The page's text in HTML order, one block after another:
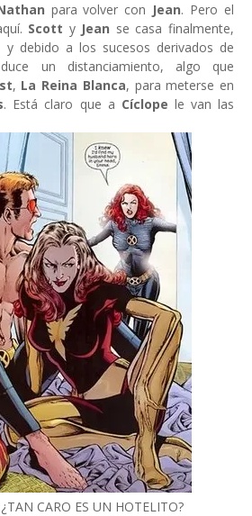
para volver con Jean. Pero el
Scott y Jean se casa finalmente,
debido a los sucesos derivados de
un distanciamiento, algo que
, La Reina Blanca, para meterse en
. Está claro que a Cíclope le van las
CARO ES UN HOTELITO?